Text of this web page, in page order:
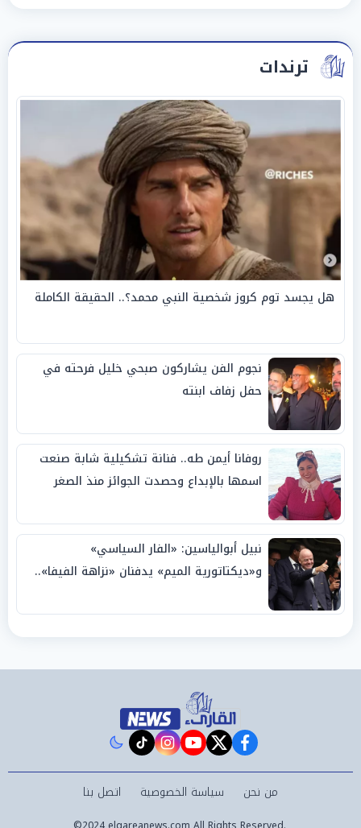
ترندات
هل يجسد توم كروز شخصية النبي محمد؟.. الحقيقة الكاملة
نجوم الفن يشاركون صبحي خليل فرحته في
حفل زفاف ابنته
روفانا أيمن طه.. فنانة تشكيلية شابة صنعت
اسمها بالإبداع وحصدت الجوائز منذ الصغر
نبيل أبوالياسين: «الفار السياسي»
و«ديكتاتورية الميم» يدفنان «نزاهة الفيفا»..
facebook
twitter
youtube
instagram
tiktok
من نحن سياسة الخصوصية اتصل بنا